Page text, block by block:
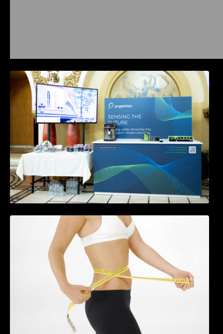
Prysmian aduce la COMM26 tehnologii de
sensing si Digital Energy pentru monitorizarea
in timp real a infrastrucrutilor critice
Tratamentul Wegovy® generează o scădere
în greutate de până la 22,6% la femei în
perioada menopauzei și reduce la jumătate
riscul de migrene